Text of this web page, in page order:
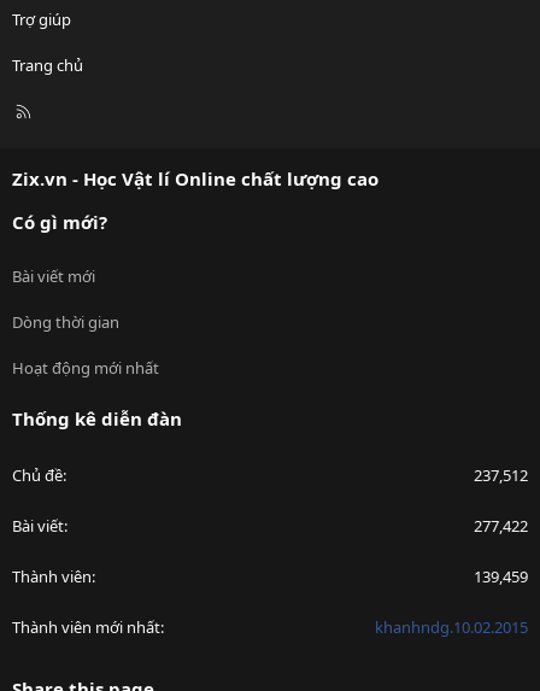
Trợ giúp
Trang chủ
R
Zix.vn - Học Vật lí Online chất lượng cao
Có gì mới?
Bài viết mới
Dòng thời gian
Hoạt động mới nhất
Thống kê diễn đàn
Chủ đề 237,512
Bài viết 277,422
Thành viên 139,459
Thành viên mới nhất khanhndg.10.02.2015